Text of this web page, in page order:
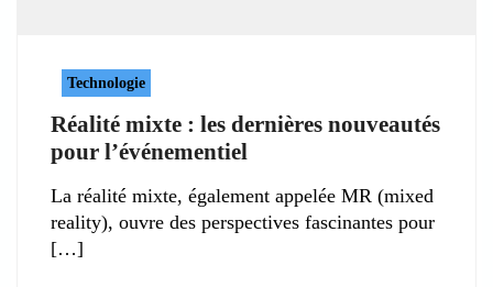
Technologie
Réalité mixte : les dernières nouveautés
pour l’événementiel
La réalité mixte, également appelée MR (mixed
reality), ouvre des perspectives fascinantes pour